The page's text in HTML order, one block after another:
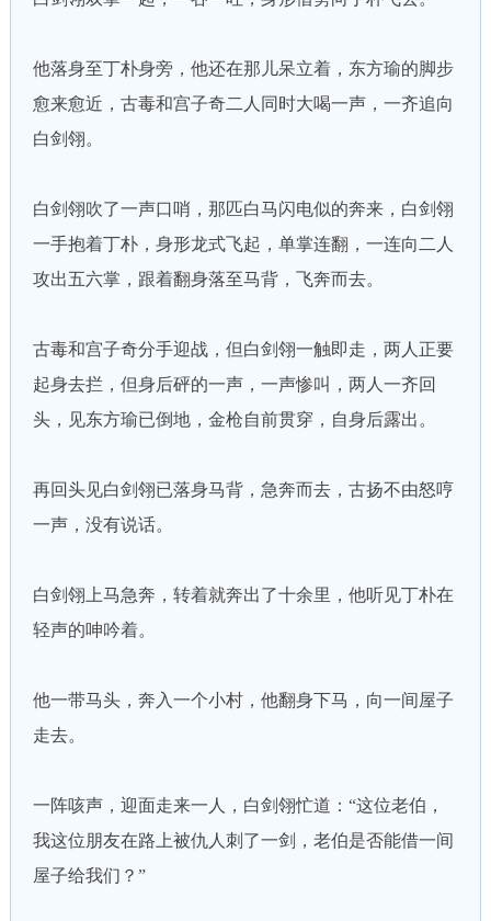
他落身至丁朴身旁，他还在那儿呆立着，东方瑜的脚步
愈来愈近，古毒和宫子奇二人同时大喝一声，一齐追向
白剑翎。
白剑翎吹了一声口哨，那匹白马闪电似的奔来，白剑翎
一手抱着丁朴，身形龙式飞起，单掌连翻，一连向二人
攻出五六掌，跟着翻身落至马背，飞奔而去。
古毒和宫子奇分手迎战，但白剑翎一触即走，两人正要
起身去拦，但身后砰的一声，一声惨叫，两人一齐回
头，见东方瑜已倒地，金枪自前贯穿，自身后露出。
再回头见白剑翎已落身马背，急奔而去，古扬不由怒哼
一声，没有说话。
白剑翎上马急奔，转着就奔出了十余里，他听见丁朴在
轻声的呻吟着。
他一带马头，奔入一个小村，他翻身下马，向一间屋子
走去。
一阵咳声，迎面走来一人，白剑翎忙道：“这位老伯，
我这位朋友在路上被仇人刺了一剑，老伯是否能借一间
屋子给我们？”